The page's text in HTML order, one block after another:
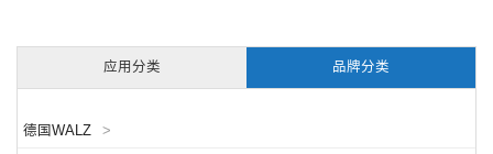
应用分类 品牌分类
德国WALZ >